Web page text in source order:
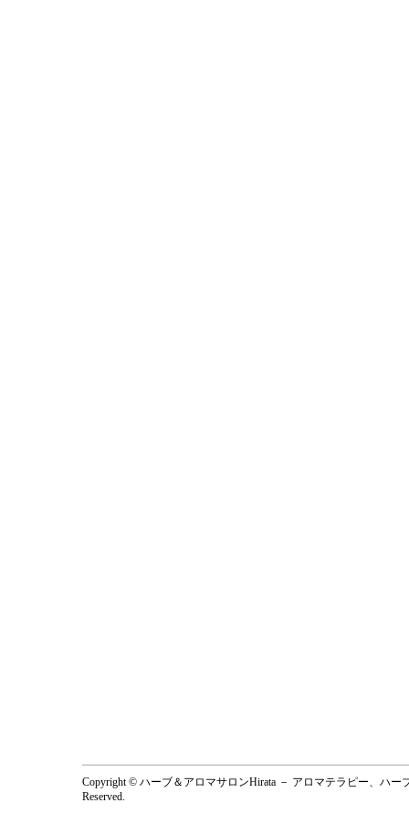
Copyright © ハーブ＆アロマサロンHirata － アロマテラピー、ハ
Reserved.